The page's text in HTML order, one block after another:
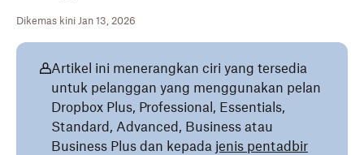
Dikemas kini Jan 13, 2026
Artikel ini menerangkan ciri yang tersedia
untuk pelanggan yang menggunakan pelan
Dropbox Plus, Professional, Essentials,
Standard, Advanced, Business atau
Business Plus dan kepada jenis pentadbir